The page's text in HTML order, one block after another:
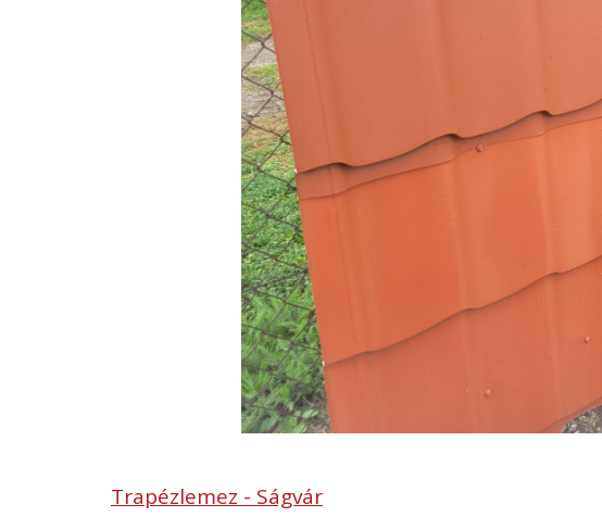
Trapézlemez - Ságvár